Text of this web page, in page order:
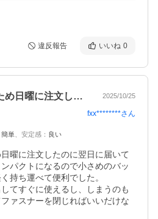
違反報告 いいね 0
駆け込み万博に行くため日曜に注文したの… 2025/10/25
fxx********さん
簡単 安定感 ： 良い
曜に注文したのに翌日に届いて
パクトになるので小さめのバッ
持ち運べて便利でした。
てすぐに使えるし、しまうのも
ァスナーを閉じればいいだけな